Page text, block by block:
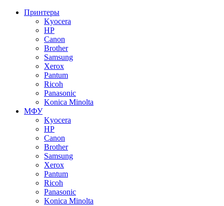
Принтеры
Kyocera
HP
Canon
Brother
Samsung
Xerox
Pantum
Ricoh
Panasonic
Konica Minolta
МФУ
Kyocera
HP
Canon
Brother
Samsung
Xerox
Pantum
Ricoh
Panasonic
Konica Minolta